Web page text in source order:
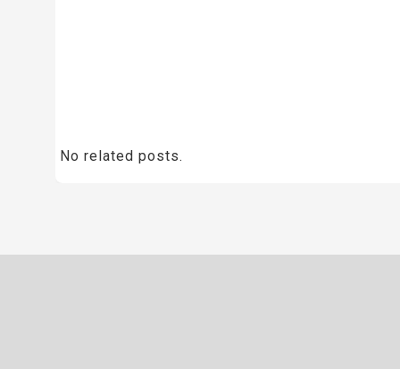
No related posts.